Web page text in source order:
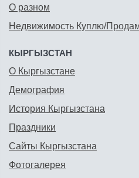
О разном
Недвижимость Куплю/
КЫРГЫЗСТАН
О Кыргызстане
Демография
История Кыргызстана
Праздники
Сайты Кыргызстана
Фотогалерея